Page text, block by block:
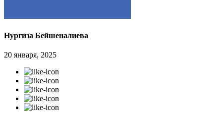
Нургиза Бейшеналиева
20 января, 2025